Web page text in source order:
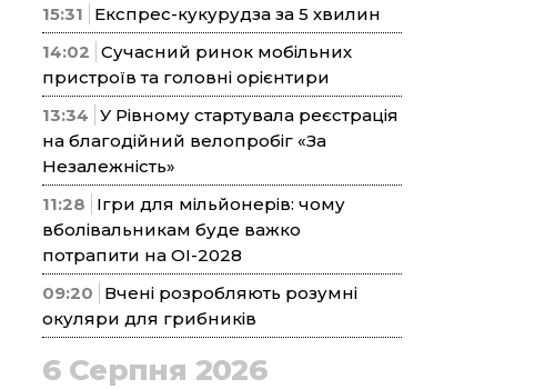
15:31
Експрес-кукурудза за 5 хвилин
14:02 Сучасний ринок мобільних
пристроїв та головні орієнтири
13:34 У Рівному стартувала реєстрація
на благодійний велопробіг «За
Незалежність»
11:28
Ігри для мільйонерів: чому
вболівальникам буде важко
потрапити на ОІ-2028
09:20
Вчені розробляють розумні
окуляри для грибників
6 Серпня 2026